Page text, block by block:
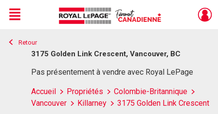
Live
En Direct
Menu
Retour
3175 Golden Link Crescent, Vancouver, BC
Pas présentement à vendre avec Royal LePage
Accueil Propriétés
Colombie-Britannique
Vancouver
Killarney 3175 Golden Link Crescent